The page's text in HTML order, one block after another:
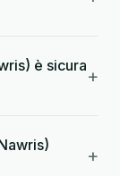
è sicura+
+